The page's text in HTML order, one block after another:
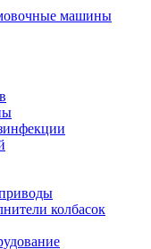
машины
колбасок